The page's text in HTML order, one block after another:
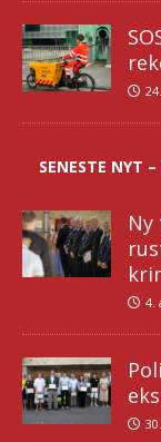
SENESTE NYT
4.